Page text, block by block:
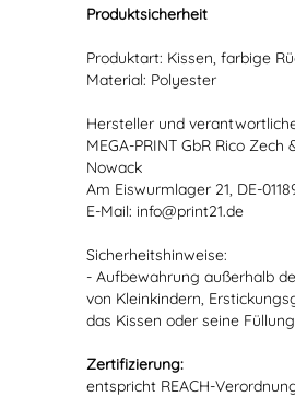
Produktsicherheit
Produktart: Kissen, farbige
Material: Polyester
Hersteller und
MEGA-PRINT GbR Rico Zech
Nowack
Am Eiswurmlager 21, DE-
E-Mail: info@print21.de
Sicherheitshinweise:
- Aufbewahrung außerhalb
von Kleinkindern,
das Kissen oder seine Füllung
Zertifizierung:
entspricht REACH-